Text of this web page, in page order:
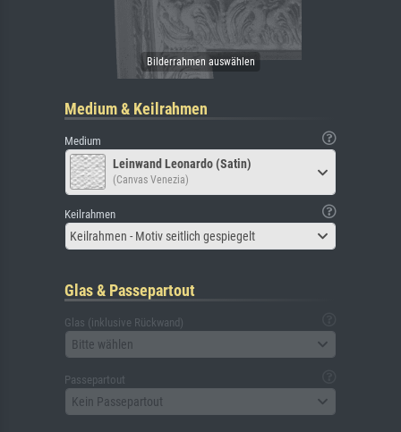
Medium & Keilrahmen
Medium
Leinwand Leonardo (Satin)
(Canvas Venezia)
Keilrahmen
Keilrahmen - Motiv seitlich gespiegelt
Glas & Passepartout
Glas (inklusive Rückwand)
Bitte wählen
Passepartout
Kein Passepartout